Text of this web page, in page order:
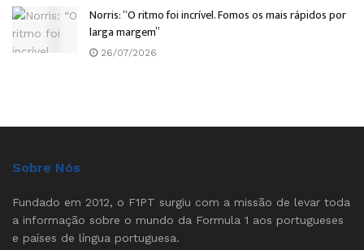
Norris: “O ritmo foi incrível. Fomos os mais rápidos por
larga margem”
26/07/2026
Sobre Nós
Fundado em 2012, o F1PT surgiu com a missão de levar toda
a informação sobre o mundo da Formula 1 aos portugueses
e países de língua portuguesa.